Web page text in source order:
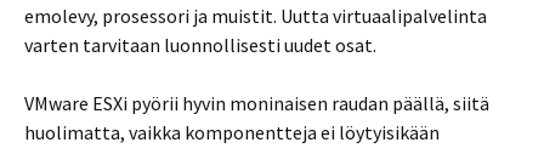
emolevy, prosessori ja muistit. Uutta virtuaalipalvelinta
varten tarvitaan luonnollisesti uudet osat.
VMware ESXi pyörii hyvin moninaisen raudan päällä, siitä
huolimatta, vaikka komponentteja ei löytyisikään